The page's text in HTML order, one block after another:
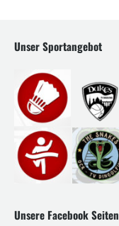
Unser Sportangebot
Unsere Facebook Seiten